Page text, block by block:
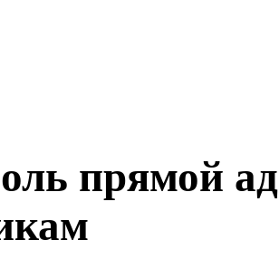
прямой